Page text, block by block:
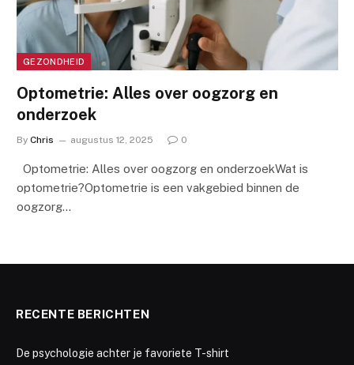
GEZONDHEID
Optometrie: Alles over oogzorg en
onderzoek
By Chris augustus 12, 2025 0
Optometrie: Alles over oogzorg en onderzoekWat is
optometrie?Optometrie is een vakgebied binnen de
oogzorg…
RECENTE BERICHTEN
De psychologie achter je favoriete T-shirt